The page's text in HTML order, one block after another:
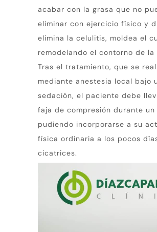
acabar con la grasa que no
eliminar con ejercicio físico y
elimina la celulitis, moldea el
remodelando el contorno de la
Tras el tratamiento, que se
mediante anestesia local bajo
sedación, el paciente debe
faja de compresión durante un
pudiendo incorporarse a su
física ordinaria a los pocos
cicatrices.